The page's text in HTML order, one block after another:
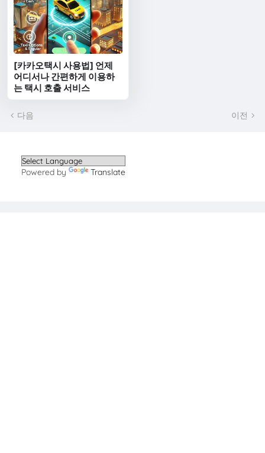
[카카오택시 사용법] 언제
어디서나 간편하게 이용하
는 택시 호출 서비스
다음 이전
Powered by Translate